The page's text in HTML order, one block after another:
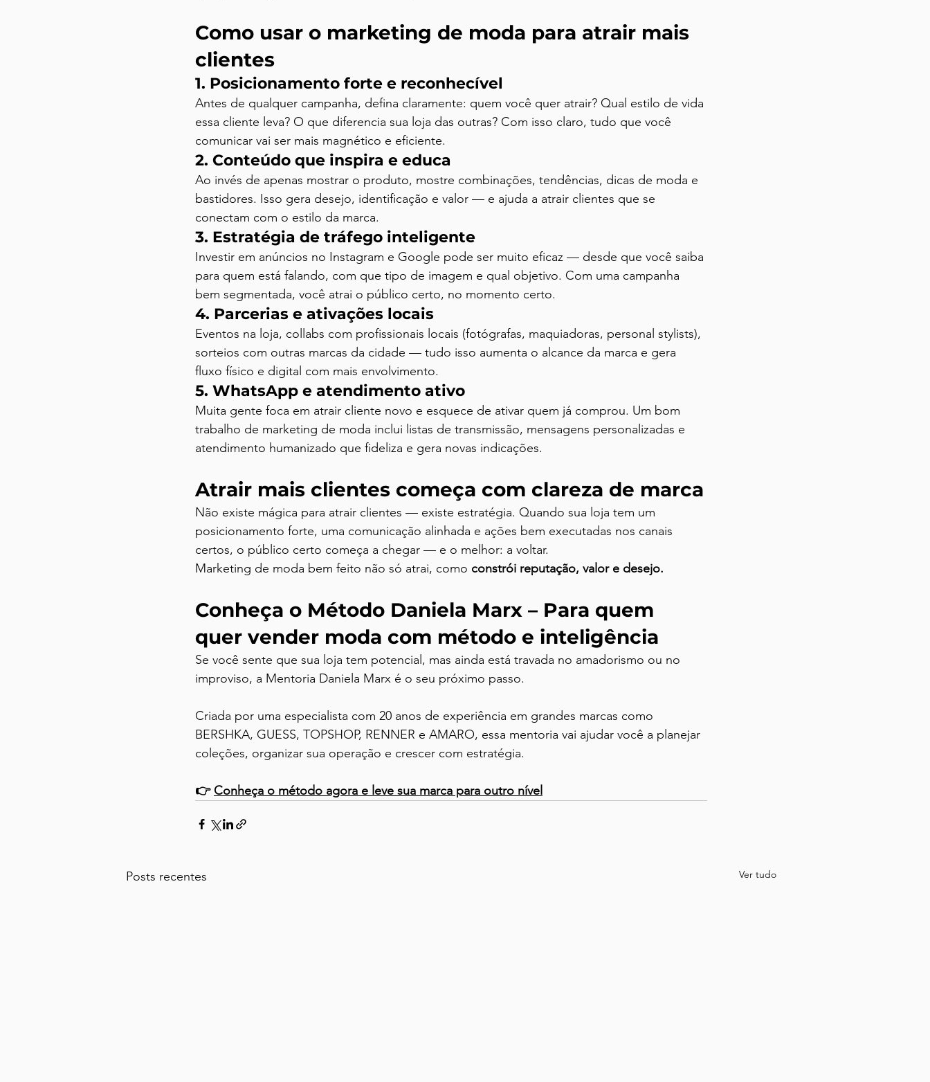
Como usar o marketing de moda para atrair mais
clientes
1. Posicionamento forte e reconhecível
Antes de qualquer campanha, defina claramente: quem você quer atrair? Qual estilo de vida
essa cliente leva? O que diferencia sua loja das outras? Com isso claro, tudo que você
comunicar vai ser mais magnético e eficiente.
2. Conteúdo que inspira e educa
Ao invés de apenas mostrar o produto, mostre combinações, tendências, dicas de moda e
bastidores. Isso gera desejo, identificação e valor — e ajuda a atrair clientes que se
conectam com o estilo da marca.
3. Estratégia de tráfego inteligente
Investir em anúncios no Instagram e Google pode ser muito eficaz — desde que você saiba
para quem está falando, com que tipo de imagem e qual objetivo. Com uma campanha
bem segmentada, você atrai o público certo, no momento certo.
4. Parcerias e ativações locais
Eventos na loja, collabs com profissionais locais (fotógrafas, maquiadoras, personal stylists),
sorteios com outras marcas da cidade — tudo isso aumenta o alcance da marca e gera
fluxo físico e digital com mais envolvimento.
5. WhatsApp e atendimento ativo
Muita gente foca em atrair cliente novo e esquece de ativar quem já comprou. Um bom
trabalho de marketing de moda inclui listas de transmissão, mensagens personalizadas e
atendimento humanizado que fideliza e gera novas indicações.
Atrair mais clientes começa com clareza de marca
Não existe mágica para atrair clientes — existe estratégia. Quando sua loja tem um
posicionamento forte, uma comunicação alinhada e ações bem executadas nos canais
certos, o público certo começa a chegar — e o melhor: a voltar.
Marketing de moda bem feito não só atrai, como constrói reputação, valor e desejo.
Conheça o Método Daniela Marx – Para quem
quer vender moda com método e inteligência
Se você sente que sua loja tem potencial, mas ainda está travada no amadorismo ou no
improviso, a Mentoria Daniela Marx é o seu próximo passo.
Criada por uma especialista com 20 anos de experiência em grandes marcas como
BERSHKA, GUESS, TOPSHOP, RENNER e AMARO, essa mentoria vai ajudar você a planejar
coleções, organizar sua operação e crescer com estratégia.
👉 Conheça o método agora e leve sua marca para outro nível
Posts recentes Ver tudo